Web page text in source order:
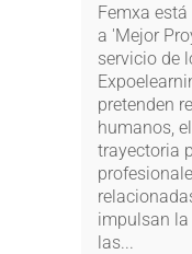
Femxa
a 'Mejor
servicio de
pretenden
humanos,
trayectoria
impulsan
las...